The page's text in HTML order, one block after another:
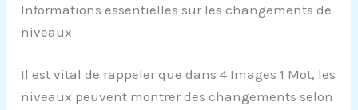
Informations essentielles sur les changements de
niveaux
Il est vital de rappeler que dans 4 Images 1 Mot, les
niveaux peuvent montrer des changements selon